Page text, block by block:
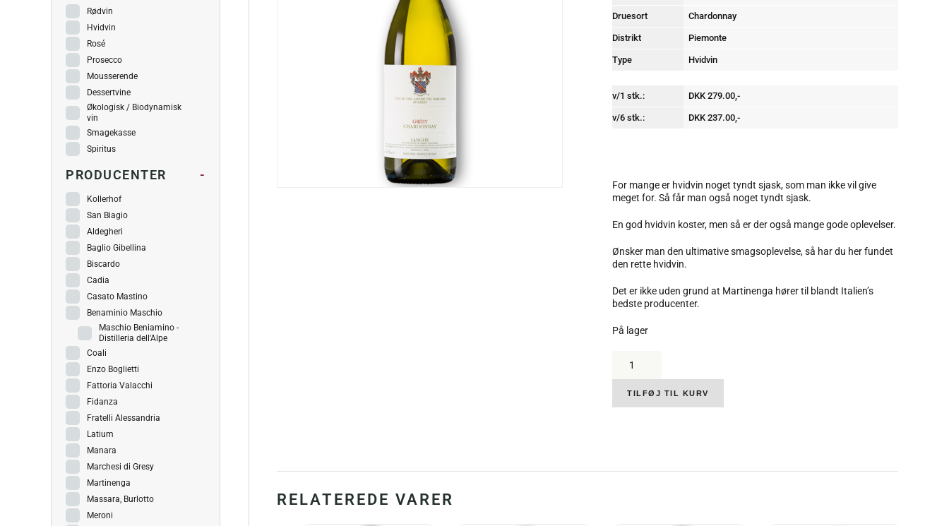
Druesort Chardonnay
Distrikt Piemonte
Type Hvidvin
v/1 stk.: DKK 279.00,-
v/6 stk.: DKK 237.00,-
For mange er hvidvin noget tyndt sjask, som man ikke vil give
meget for. Så får man også noget tyndt sjask.
En god hvidvin koster, men så er der også mange gode oplevelser.
Ønsker man den ultimative smagsoplevelse, så har du her fundet
den rette hvidvin.
Det er ikke uden grund at Martinenga hører til blandt Italien’s
bedste producenter.
På lager
Gresy,
Grésy
Langhe
antal
TILFØJ TIL KURV
RELATEREDE VARER
Rødvin
Hvidvin
Rosé
Prosecco
Mousserende
Dessertvine
Økologisk / Biodynamisk
vin
Smagekasse
Spiritus
PRODUCENTER -
Kollerhof
San Biagio
Aldegheri
Baglio Gibellina
Biscardo
Cadia
Casato Mastino
Benaminio Maschio
Maschio Beniamino -
Distilleria dell'Alpe
Coali
Enzo Boglietti
Fattoria Valacchi
Fidanza
Fratelli Alessandria
Latium
Manara
Marchesi di Gresy
Martinenga
Massara, Burlotto
Meroni